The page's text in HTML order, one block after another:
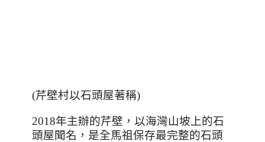
(芹壁村以石頭屋著稱)
2018年主辦的芹壁，以海灣山坡上的石
頭屋聞名，是全馬祖保存最完整的石頭